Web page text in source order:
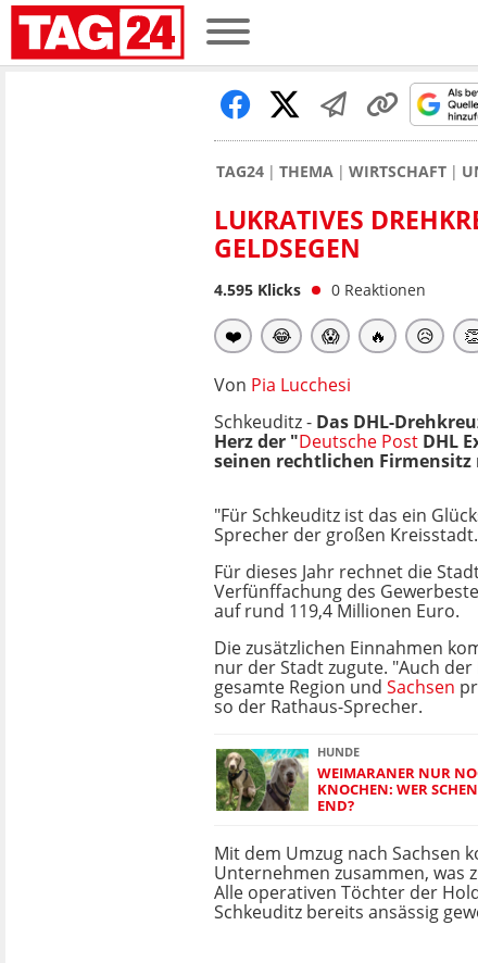
TAG24 THEMA WIRTSCHAFT
LUKRATIVES
GELDSEGEN
4.595 Klicks 0 Reaktionen
❤️ 😂 😱 🔥 😥
Von Pia Lucchesi
Schkeuditz - Das DHL-
Herz der "Deutsche Post DHL
seinen rechtlichen
"Für Schkeuditz ist das ein
Sprecher der großen Kreisstadt.
Für dieses Jahr rechnet die
Verfünffachung des
auf rund 119,4 Millionen Euro.
Die zusätzlichen Einnahmen
nur der Stadt zugute. "Auch der
gesamte Region und Sachsen
so der Rathaus-Sprecher.
HUNDE
WEIMARANER NUR
KNOCHEN: WER
END?
Mit dem Umzug nach Sachsen
Unternehmen zusammen, was
Alle operativen Töchter der
Schkeuditz bereits ansässig